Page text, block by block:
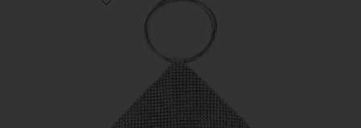
Favorite ELLIE 백